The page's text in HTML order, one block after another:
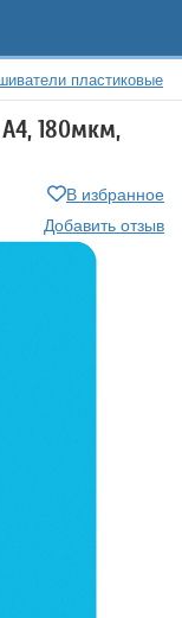
пластиковые
180мкм,
В избранное
Добавить отзыв